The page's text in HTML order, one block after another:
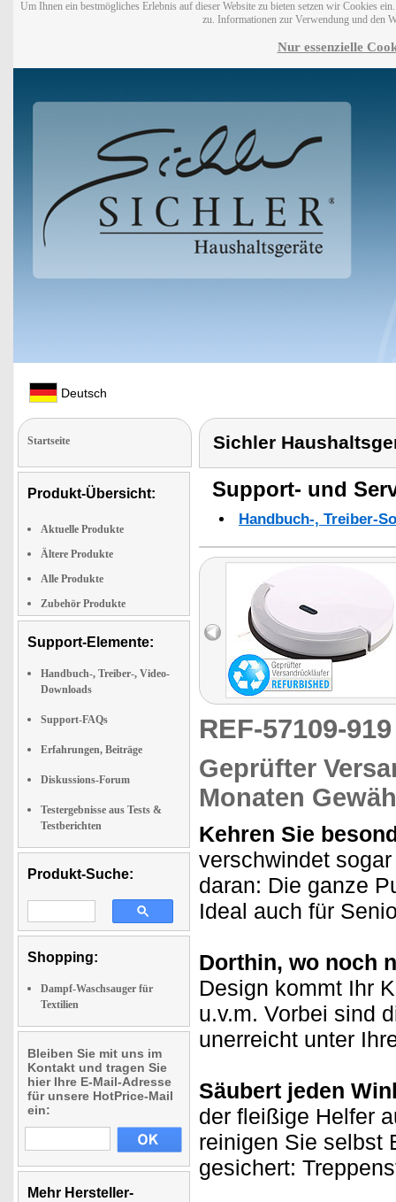
Um Ihnen ein bestmögliches Erlebnis auf dieser Website zu bieten setzen wir Cookies
zu. Informationen zur Verwendung und den
Nur essenzielle
Deutsch
Startseite
Produkt-Übersicht:
Aktuelle Produkte
Ältere Produkte
Alle Produkte
Zubehör Produkte
Support-Elemente:
Handbuch-, Treiber-, Video-
Downloads
Support-FAQs
Erfahrungen, Beiträge
Diskussions-Forum
Testergebnisse aus Tests &
Testberichten
Produkt-Suche:
Shopping:
Dampf-Waschsauger für
Textilien
Bleiben Sie mit uns im
Kontakt und tragen Sie
hier Ihre E-Mail-Adresse
für unsere HotPrice-Mail
ein:
Mehr Hersteller-
Sichler
Support- und
Handbuch-, Treiber-
REF-57109-
Geprüfter
Monaten
Kehren Sie
verschwindet
daran: Die ganze
Ideal auch für
Dorthin, wo noch
Design kommt Ihr
u.v.m. Vorbei sind
unerreicht unter
Säubert jeden
der fleißige Helfer
reinigen Sie selbst
gesichert: